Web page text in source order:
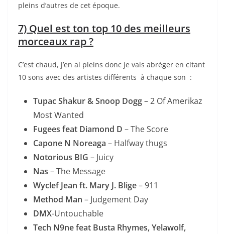
pleins d’autres de cet époque.
7) Quel est ton top 10 des meilleurs
morceaux rap ?
C’est chaud, j’en ai pleins donc je vais abréger en citant
10 sons avec des artistes différents à chaque son :
Tupac Shakur & Snoop Dogg– 2 Of Amerikaz
Most Wanted
Fugees feat Diamond D – The Score
Capone N Noreaga – Halfway thugs
Notorious BIG – Juicy
Nas – The Message
Wyclef Jean ft. Mary J. Blige– 911
Method Man – Judgement Day
DMX-Untouchable
Tech N9ne feat Busta Rhymes, Yelawolf,